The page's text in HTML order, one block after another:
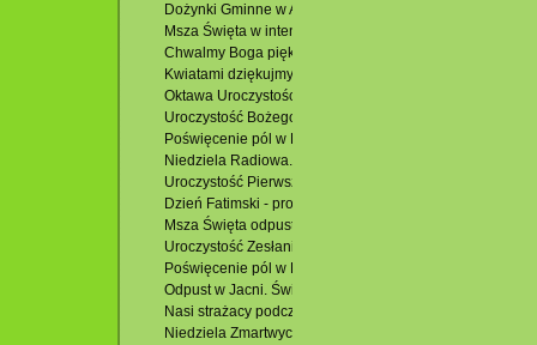
Dożynki Gminne w Adamowie. 28.09.2022 r.
Msza Święta w intencji Róż Różańcowych. 07.10.2023 r.
Chwalmy Boga pięknem kwiatów. 10.07.2022 r.
Kwiatami dziękujmy Panu za Nasz Kościół. 29.06.2022 r.
Oktawa Uroczystości Najświętszego Ciała i Krwi
Uroczystość Bożego Ciała. Rocznica I Komunii Świętej.
Poświęcenie pól w Hutkach. 29.05.2022 r.
Niedziela Radiowa. I Niedziela Wielkiego Postu.
Uroczystość Pierwszej Komunii Świętej. 22.05.2022 r.
Dzień Fatimski - procesja wokół kościoła. 13.05.2022 r.
Msza Święta odpustowa w Potoczku. 08.05.2022 r.
Uroczystość Zesłania Ducha Świętego. Odpust.
Poświęcenie pól w Podzamku i Msza Święta. 01.05.2022
Odpust w Jacni. Święto Miłosierdzia Bożego.
Nasi strażacy podczas Triduum Paschalnego.
Niedziela Zmartwychwstania. Rezurekcja. 17.04.2022 r.